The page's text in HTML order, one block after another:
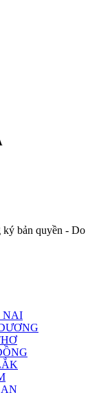
bản quyền - Do
NAI